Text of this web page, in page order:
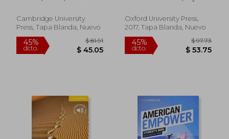
Cambridge University
Press, Tapa Blanda, Nuevo
Oxford University Press,
2017, Tapa Blanda, Nuevo